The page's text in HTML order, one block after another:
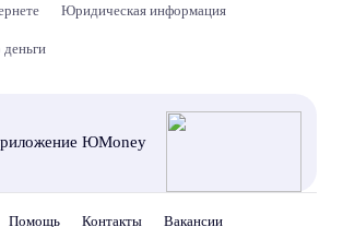
Юридическая информация
ЮMoney
Помощь Контакты Вакансии